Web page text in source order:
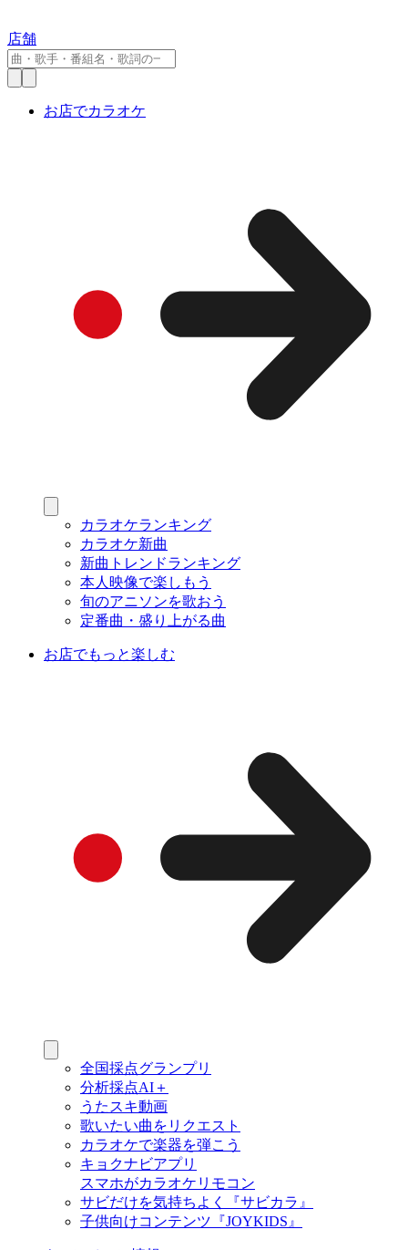
店舗
お店でカラオケ
カラオケランキング
カラオケ新曲
新曲トレンドランキング
本人映像で楽しもう
旬のアニソンを歌おう
定番曲・盛り上がる曲
お店でもっと楽しむ
全国採点グランプリ
分析採点AI＋
うたスキ動画
歌いたい曲をリクエスト
カラオケで楽器を弾こう
キョクナビアプリ
スマホがカラオケリモコン
サビだけを気持ちよく『サビカラ』
子供向けコンテンツ『JOYKIDS』